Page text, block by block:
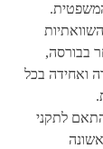
בבורסה,
ואחידה בכל
לתקני